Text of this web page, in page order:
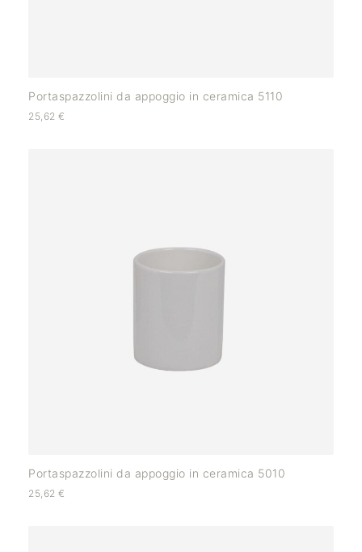
Portaspazzolini da appoggio in ceramica 5110
25,62 €
Portaspazzolini da appoggio in ceramica 5010
25,62 €